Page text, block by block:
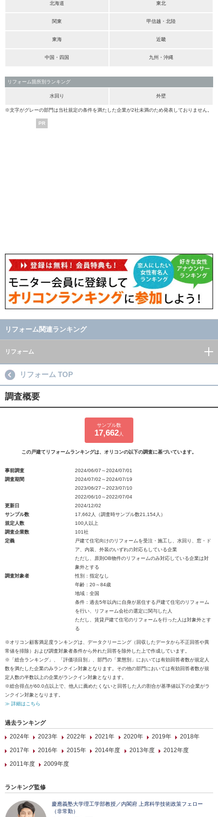
北海道 東北
関東 甲信越・北陸
東海 近畿
中国・四国 九州・沖縄
リフォーム箇所別ランキング
水回り 外壁
※文字がグレーの部門は当社規定の条件を満たした企業が2社未満のため発表しておりません。
PR
リフォーム関連ランキング
リフォーム
リフォーム TOP
調査概要
サンプル数
17,662 人
この戸建てリフォームランキングは、オリコンの以下の調査に基づいています。
事前調査
2024/06/07～2024/07/01
調査期間
2024/07/02～2024/07/19
2023/06/27～2023/07/10
2022/06/10～2022/07/04
更新日
2024/12/02
サンプル数
17,662人（調査時サンプル数21,154人）
規定人数
100人以上
調査企業数
101社
定義
戸建て住宅向けのリフォームを受注・施工し、水回り、窓・ド
ア、内装、外装のいずれの対応もしている企業
ただし、原則OB物件のリフォームのみ対応している企業は対
象外とする
調査対象者
性別：指定なし
年齢：20～84歳
地域：全国
条件：過去5年以内に自身が居住する戸建て住宅のリフォーム
を行い、リフォーム会社の選定に関与した人
ただし、賃貸戸建て住宅のリフォームを行った人は対象外とす
る
※オリコン顧客満足度ランキングは、データクリーニング（回収したデータから不正回答や異
常値を排除）および調査対象者条件から外れた回答を除外した上で作成しています。
※「総合ランキング」、「評価項目別」、部門の「業態別」においては有効回答者数が規定人
数を満たした企業のみランクイン対象となります。その他の部門においては有効回答者数が規
定人数の半数以上の企業がランクイン対象となります。
※総合得点が60.0点以上で、他人に薦めたくないと回答した人の割合が基準値以下の企業がラ
ンクイン対象となります。
≫ 詳細はこちら
過去ランキング
2024年
2023年 2022年 2021年 2020年 2019年
2018年
2017年
2016年 2015年 2014年度 2013年度
2012年度
2011年度
2009年度
ランキング監修
慶應義塾大学理工学部教授／内閣府 上席科学技術政策フェロー
（非常勤）